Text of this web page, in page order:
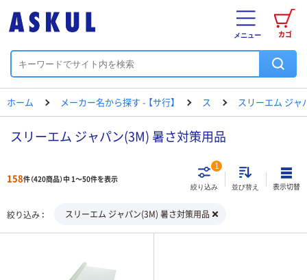
カゴ
メニュー
ホーム メーカー名から探す - 【サ行】 ス スリーエム ジャ
スリーエム ジャパン(3M) 暑さ対策用品
158件（420商品）中 1～50件を表示
絞り込み
1
並び替え 表示切替
絞り込み スリーエム ジャパン(3M) 暑さ対策用品